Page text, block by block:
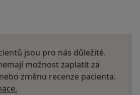
jsou pro nás důležité.
možnost zaplatit za
změnu recenze pacienta.